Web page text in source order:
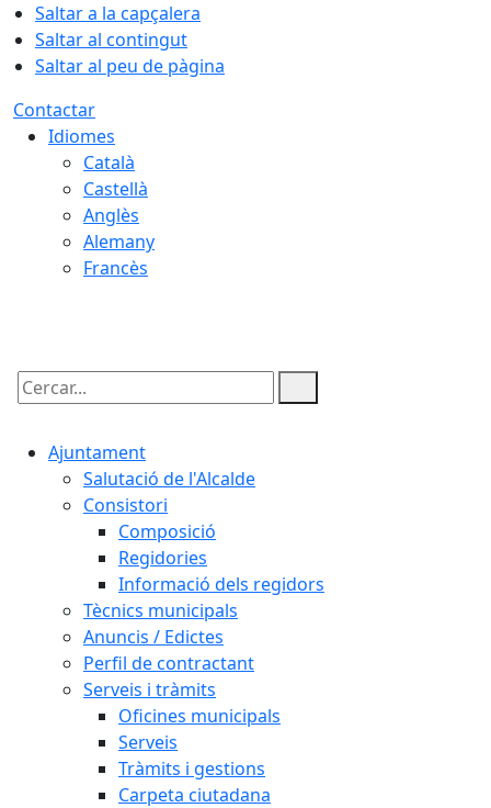
Saltar a la capçalera
Saltar al contingut
Saltar al peu de pàgina
Contactar
Idiomes
Català
Castellà
Anglès
Alemany
Francès
Cercar:
Ajuntament
Salutació de l'Alcalde
Consistori
Composició
Regidories
Informació dels regidors
Tècnics municipals
Anuncis / Edictes
Perfil de contractant
Serveis i tràmits
Oficines municipals
Serveis
Tràmits i gestions
Carpeta ciutadana